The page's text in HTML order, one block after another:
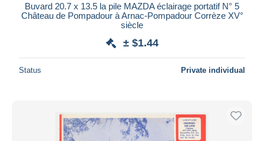
Buvard 20.7 x 13.5 la pile MAZDA éclairage portatif N° 5
Château de Pompadour à Arnac-Pompadour Corrèze XV°
siècle
± $1.44
Status Private individual